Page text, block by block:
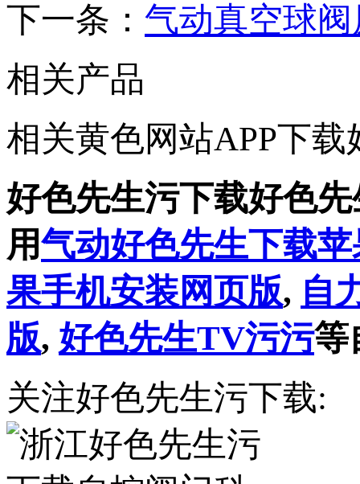
下一条： 气动真空球
相关产品
相关黄色网站APP下载
好色先生污下载好色
用气动好色先生下载
果手机安装网页版, 自
版, 好色先生TV污污等
关注好色先生污下载: